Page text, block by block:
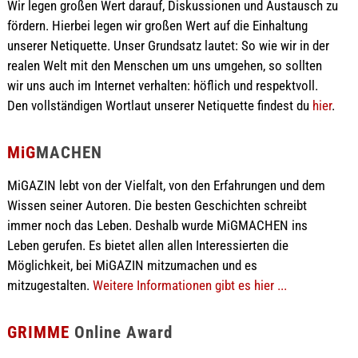
Wir legen großen Wert darauf, Diskussionen und Austausch zu
fördern. Hierbei legen wir großen Wert auf die Einhaltung
unserer Netiquette. Unser Grundsatz lautet: So wie wir in der
realen Welt mit den Menschen um uns umgehen, so sollten
wir uns auch im Internet verhalten: höflich und respektvoll.
Den vollständigen Wortlaut unserer Netiquette findest du hier.
MiGMACHEN
MiGAZIN lebt von der Vielfalt, von den Erfahrungen und dem
Wissen seiner Autoren. Die besten Geschichten schreibt
immer noch das Leben. Deshalb wurde MiGMACHEN ins
Leben gerufen. Es bietet allen allen Interessierten die
Möglichkeit, bei MiGAZIN mitzumachen und es
mitzugestalten. Weitere Informationen gibt es hier ...
GRIMME Online Award